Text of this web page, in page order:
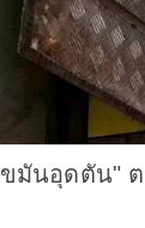
นอุดตัน" ต